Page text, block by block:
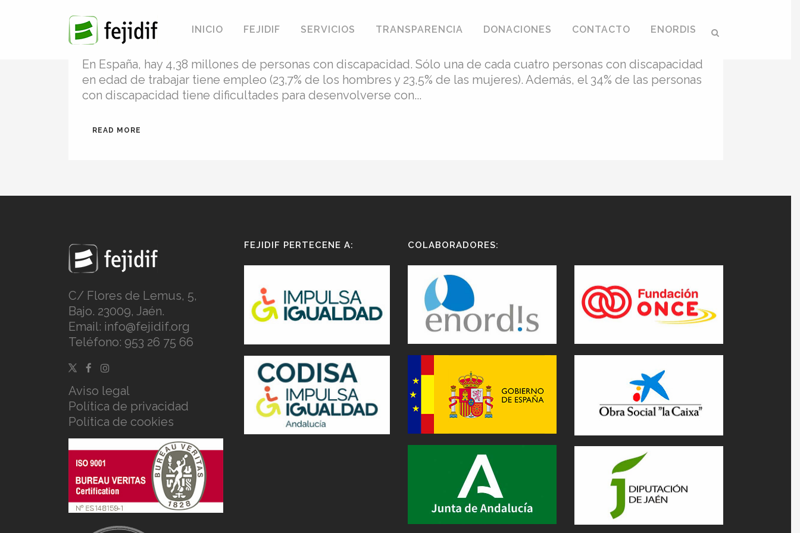
INICIO FEJIDIF SERVICIOS TRANSPARENCIA DONACIONES CONTACTO ENORDIS
24 Feb Medidas alternativas al cupo de reserva de contratos para personas
con discapacidad
En España, hay 4,38 millones de personas con discapacidad. Sólo una de cada cuatro personas con discapacidad
en edad de trabajar tiene empleo (23,7% de los hombres y 23,5% de las mujeres). Además, el 34% de las personas
con discapacidad tiene dificultades para desenvolverse con...
READ MORE
C/ Flores de Lemus, 5,
Bajo. 23009, Jaén.
Email: info@fejidif.org
Teléfono: 953 26 75 66
Aviso legal
Política de privacidad
Política de cookies
FEJIDIF PERTECENE A: COLABORADORES:
TE ESTAMOS
BUSCANDO
FEJIDIF necesita el apoyo de
personas, empresas y entidades que
quieran ostentar la condición de
socias colaboradoras para continuar,
juntas, desarrollando proyectos y
actuaciones para las personas con
discapacidad física y orgánica de
Jaén y sus asociaciones.